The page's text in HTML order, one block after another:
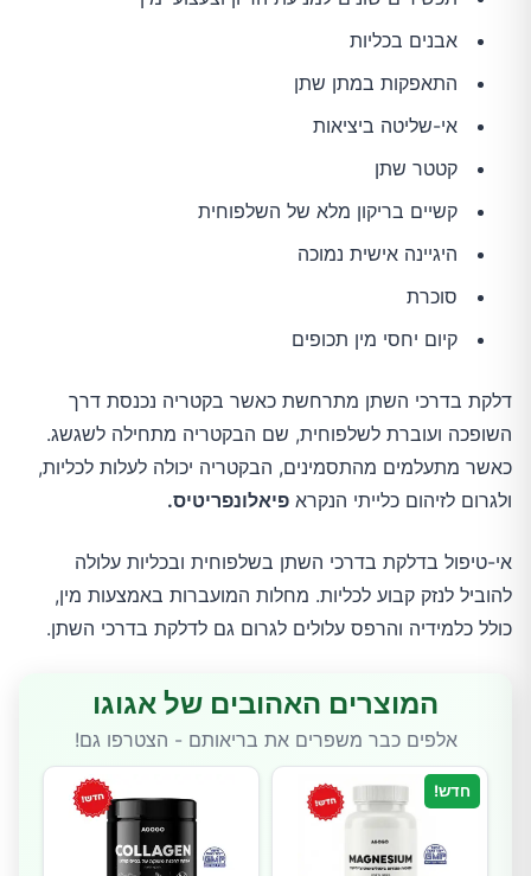
אבנים בכליות
התאפקות במתן שתן
אי-שליטה ביציאות
קטטר שתן
קשיים בריקון מלא של השלפוחית
היגיינה אישית נמוכה
סוכרת
קיום יחסי מין תכופים
דלקת בדרכי השתן מתרחשת כאשר בקטריה נכנסת דרך
השופכה ועוברת לשלפוחית, שם הבקטריה מתחילה לשגשג.
כאשר מתעלמים מהתסמינים, הבקטריה יכולה לעלות לכליות,
ולגרום לזיהום כלייתי הנקרא פיאלונפריטיס.
אי-טיפול בדלקת בדרכי השתן בשלפוחית ובכליות עלולה
להוביל לנזק קבוע לכליות. מחלות המועברות באמצעות מין,
כולל כלמידיה והרפס עלולים לגרום גם לדלקת בדרכי השתן.
המוצרים האהובים של אגוגו
אלפים כבר משפרים את בריאותם - הצטרפו גם!
חדש!